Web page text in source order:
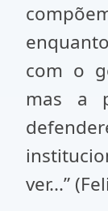
com o
mas a
ver...”